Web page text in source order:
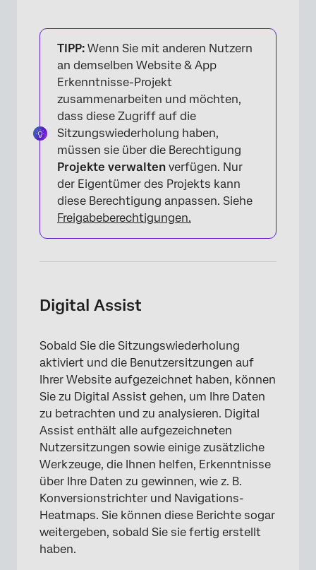
TIPP: Wenn Sie mit anderen Nutzern
an demselben Website & App
Erkenntnisse-Projekt
zusammenarbeiten und möchten,
dass diese Zugriff auf die
Sitzungswiederholung haben,
müssen sie über die Berechtigung
Projekte verwalten verfügen. Nur
der Eigentümer des Projekts kann
diese Berechtigung anpassen. Siehe
Freigabeberechtigungen.
Digital Assist
Sobald Sie die Sitzungswiederholung
aktiviert und die Benutzersitzungen auf
Ihrer Website aufgezeichnet haben, können
Sie zu Digital Assist gehen, um Ihre Daten
zu betrachten und zu analysieren. Digital
Assist enthält alle aufgezeichneten
Nutzersitzungen sowie einige zusätzliche
Werkzeuge, die Ihnen helfen, Erkenntnisse
über Ihre Daten zu gewinnen, wie z. B.
Konversionstrichter und Navigations-
Heatmaps. Sie können diese Berichte sogar
weitergeben, sobald Sie sie fertig erstellt
haben.